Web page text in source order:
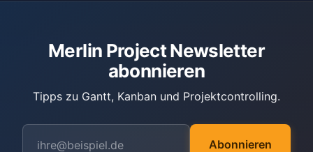
Merlin Project Newsletter
abonnieren
Tipps zu Gantt, Kanban und Projektcontrolling.
Abonnieren